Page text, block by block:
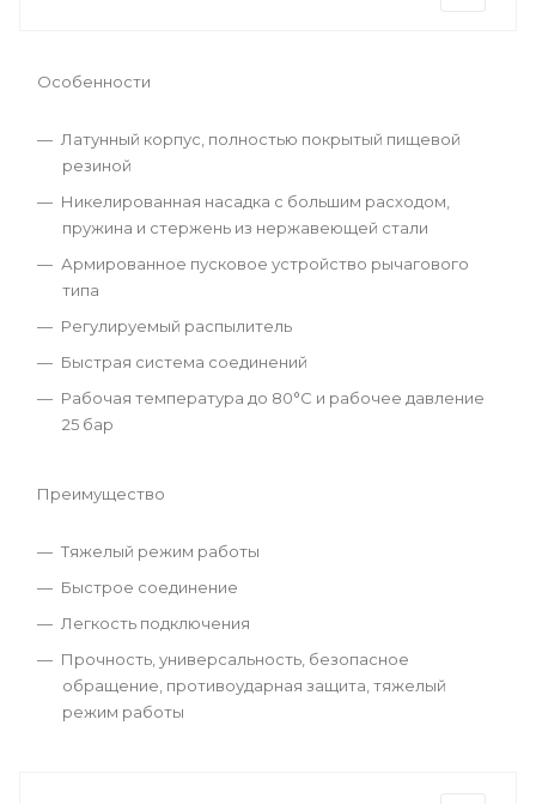
Особенности
Латунный корпус, полностью покрытый пищевой
резиной
Никелированная насадка с большим расходом,
пружина и стержень из нержавеющей стали
Армированное пусковое устройство рычагового
типа
Регулируемый распылитель
Быстрая система соединений
Рабочая температура до 80°C и рабочее давление
25 бар
Преимущество
Тяжелый режим работы
Быстрое соединение
Легкость подключения
Прочность, универсальность, безопасное
обращение, противоударная защита, тяжелый
режим работы